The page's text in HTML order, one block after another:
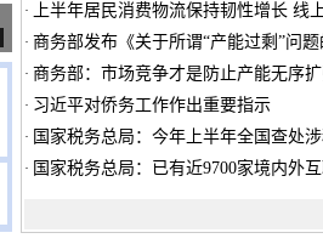
· 上半年居民消费物流保持韧性增长 线
· 商务部发布《关于所谓“产能过剩”问
· 商务部：市场竞争才是防止产能无序
· 习近平对侨务工作作出重要指示
· 国家税务总局：今年上半年全国查处
· 国家税务总局：已有近9700家境内外互